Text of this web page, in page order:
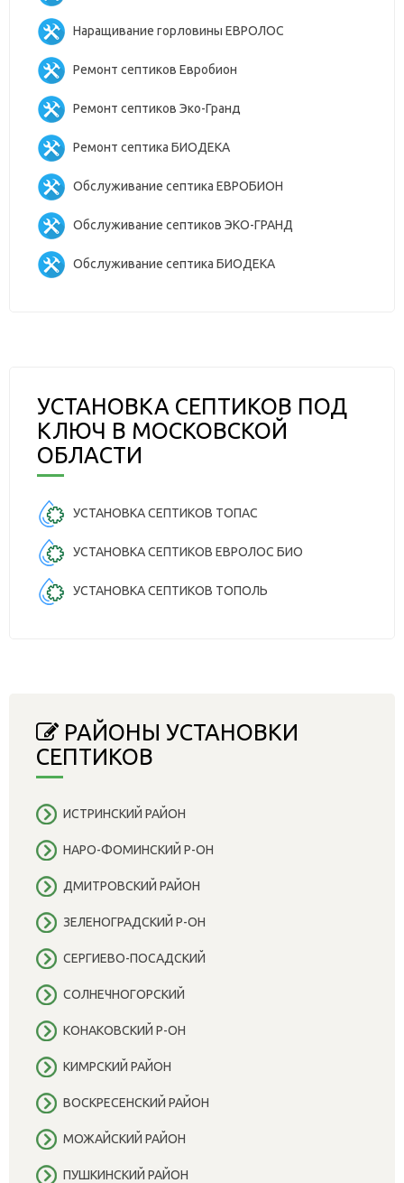
Наращивание горловины ЕВРОЛОС
Ремонт септиков Евробион
Ремонт септиков Эко-Гранд
Ремонт септика БИОДЕКА
Обслуживание септика ЕВРОБИОН
Обслуживание септиков ЭКО-ГРАНД
Обслуживание септика БИОДЕКА
УСТАНОВКА СЕПТИКОВ ПОД
КЛЮЧ В МОСКОВСКОЙ
ОБЛАСТИ
УСТАНОВКА СЕПТИКОВ ТОПАС
УСТАНОВКА СЕПТИКОВ ЕВРОЛОС БИО
УСТАНОВКА СЕПТИКОВ ТОПОЛЬ
РАЙОНЫ УСТАНОВКИ
СЕПТИКОВ
ИСТРИНСКИЙ РАЙОН
НАРО-ФОМИНСКИЙ Р-ОН
ДМИТРОВСКИЙ РАЙОН
ЗЕЛЕНОГРАДСКИЙ Р-ОН
СЕРГИЕВО-ПОСАДСКИЙ
СОЛНЕЧНОГОРСКИЙ
КОНАКОВСКИЙ Р-ОН
КИМРСКИЙ РАЙОН
ВОСКРЕСЕНСКИЙ РАЙОН
МОЖАЙСКИЙ РАЙОН
ПУШКИНСКИЙ РАЙОН